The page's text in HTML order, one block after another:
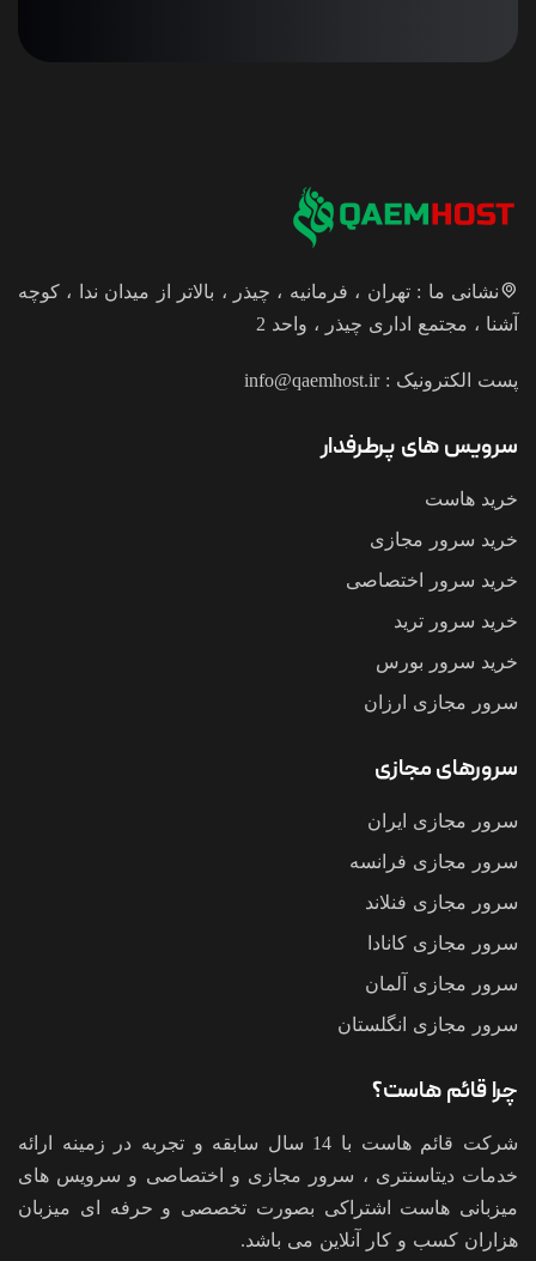
تهران ، فرمانیه ، چیذر ، بالاتر از میدان ندا ، کوچه
اداری چیذر ، واحد 2
:
info@qaemhost.ir
پرطرفدار
اختصاصی
بورس
ارزان
ایران
فرانسه
آلمان
انگلستان
شرکت قائم هاست با 14 سال سابقه و تجربه در زمینه ارائه
، سرور مجازی و اختصاصی و سرویس های
اشتراکی بصورت تخصصی و حرفه ای میزبان
کار آنلاین می باشد.